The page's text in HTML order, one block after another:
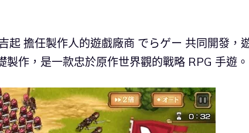
起 擔任製作人的遊戲廠商 でらゲー 共同開發，
作，是一款忠於原作世界觀的戰略 RPG 手遊。